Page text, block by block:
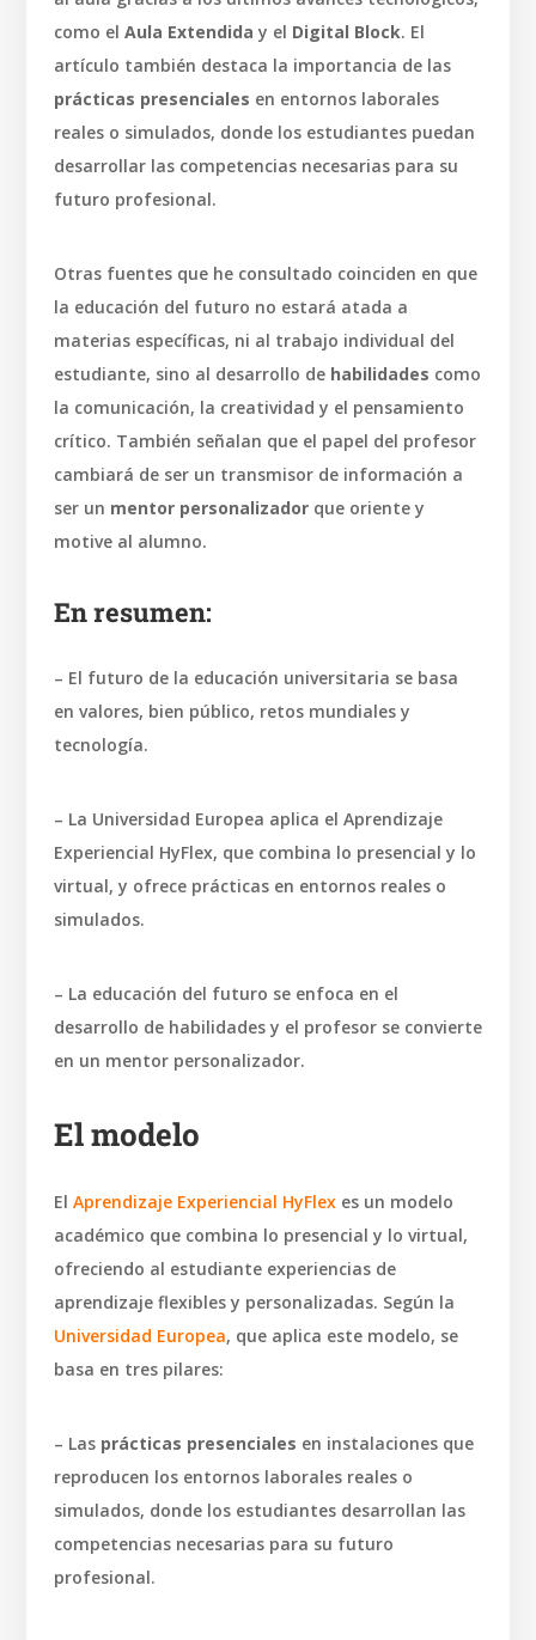
como el Aula Extendida y el Digital Block. El
artículo también destaca la importancia de las
prácticas presenciales en entornos laborales
reales o simulados, donde los estudiantes puedan
desarrollar las competencias necesarias para su
futuro profesional.
Otras fuentes que he consultado coinciden en que
la educación del futuro no estará atada a
materias específicas, ni al trabajo individual del
estudiante, sino al desarrollo de habilidades como
la comunicación, la creatividad y el pensamiento
crítico. También señalan que el papel del profesor
cambiará de ser un transmisor de información a
ser un mentor personalizadorque oriente y
motive al alumno.
En resumen:
– El futuro de la educación universitaria se basa
en valores, bien público, retos mundiales y
tecnología.
– La Universidad Europea aplica el Aprendizaje
Experiencial HyFlex, que combina lo presencial y lo
virtual, y ofrece prácticas en entornos reales o
simulados.
– La educación del futuro se enfoca en el
desarrollo de habilidades y el profesor se convierte
en un mentor personalizador.
El modelo
El Aprendizaje Experiencial HyFlexes un modelo
académico que combina lo presencial y lo virtual,
ofreciendo al estudiante experiencias de
aprendizaje flexibles y personalizadas. Según la
Universidad Europea, que aplica este modelo, se
basa en tres pilares:
– Las prácticas presenciales en instalaciones que
reproducen los entornos laborales reales o
simulados, donde los estudiantes desarrollan las
competencias necesarias para su futuro
profesional.